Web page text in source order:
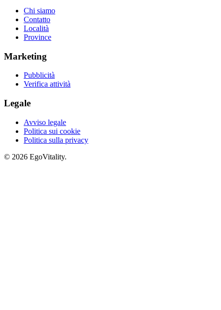
Chi siamo
Contatto
Località
Province
Marketing
Pubblicità
Verifica attività
Legale
Avviso legale
Politica sui cookie
Politica sulla privacy
© 2026 EgoVitality.